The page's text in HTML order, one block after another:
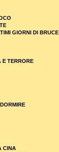
GIORNI DI BRUCE
E TERRORE
CINA